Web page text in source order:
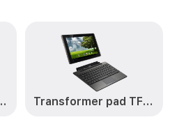
TF201 Transformer pad TF101G